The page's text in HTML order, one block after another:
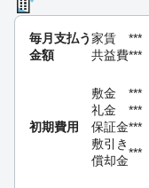
毎月支払う
金額
家賃
***
共益費***
初期費用
敷金
***
礼金
***
保証金***
敷引き
償却金
***